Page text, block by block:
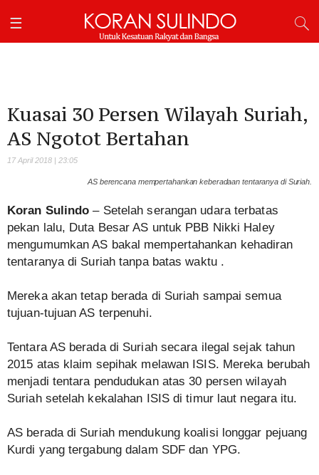
Kuasai 30 Persen Wilayah Suriah,
AS Ngotot Bertahan
17 April 2018 | 23:05
AS berencana mempertahankan keberadaan tentaranya di Suriah.
Koran Sulindo – Setelah serangan udara terbatas
pekan lalu, Duta Besar AS untuk PBB Nikki Haley
mengumumkan AS bakal mempertahankan kehadiran
tentaranya di Suriah tanpa batas waktu .
Mereka akan tetap berada di Suriah sampai semua
tujuan-tujuan AS terpenuhi.
Tentara AS berada di Suriah secara ilegal sejak tahun
2015 atas klaim sepihak melawan ISIS. Mereka berubah
menjadi tentara pendudukan atas 30 persen wilayah
Suriah setelah kekalahan ISIS di timur laut negara itu.
AS berada di Suriah mendukung koalisi longgar pejuang
Kurdi yang tergabung dalam SDF dan YPG.